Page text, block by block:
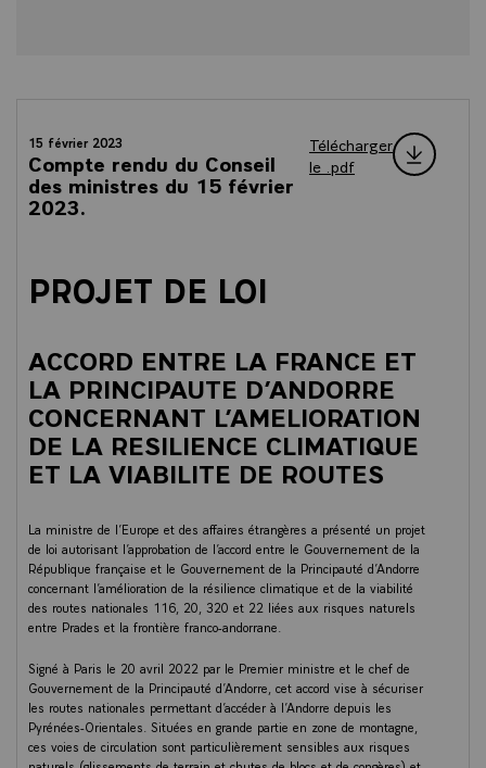
15 février 2023
Compte rendu du Conseil
des ministres du 15 février
2023.
Télécharger
le .pdf
PROJET DE LOI
ACCORD ENTRE LA FRANCE ET
LA PRINCIPAUTE D’ANDORRE
CONCERNANT L’AMELIORATION
DE LA RESILIENCE CLIMATIQUE
ET LA VIABILITE DE ROUTES
La ministre de l’Europe et des affaires étrangères a présenté un projet
de loi autorisant l’approbation de l’accord entre le Gouvernement de la
République française et le Gouvernement de la Principauté d’Andorre
concernant l’amélioration de la résilience climatique et de la viabilité
des routes nationales 116, 20, 320 et 22 liées aux risques naturels
entre Prades et la frontière franco-andorrane.
Signé à Paris le 20 avril 2022 par le Premier ministre et le chef de
Gouvernement de la Principauté d’Andorre, cet accord vise à sécuriser
les routes nationales permettant d’accéder à l’Andorre depuis les
Pyrénées-Orientales. Situées en grande partie en zone de montagne,
ces voies de circulation sont particulièrement sensibles aux risques